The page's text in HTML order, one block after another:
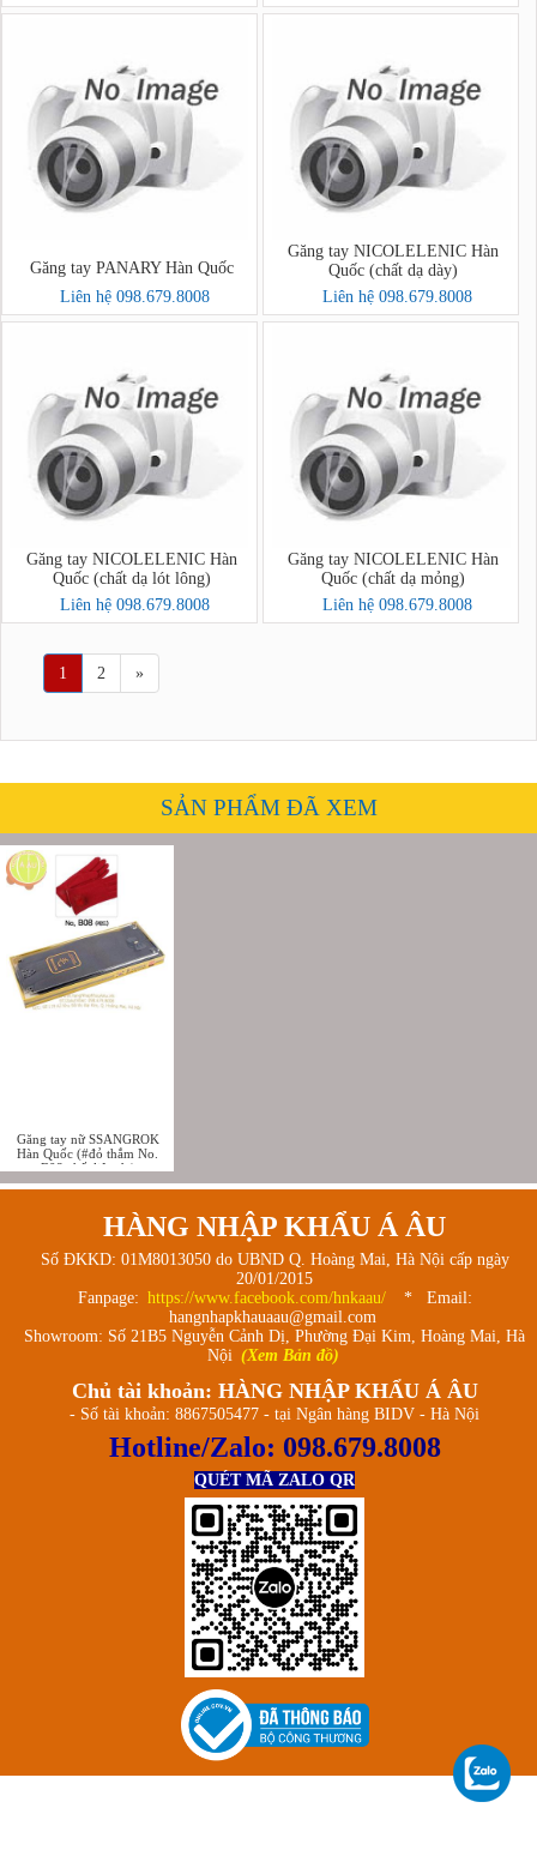
Găng tay PANARY Hàn Quốc
Liên hệ 098.679.8008
Găng tay NICOLELENIC Hàn
Quốc (chất dạ dày)
Liên hệ 098.679.8008
Găng tay NICOLELENIC Hàn
Quốc (chất dạ lót lông)
Liên hệ 098.679.8008
Găng tay NICOLELENIC Hàn
Quốc (chất dạ mỏng)
Liên hệ 098.679.8008
1 2 »
SẢN PHẨM ĐÃ XEM
Găng tay nữ SSANGROK
Hàn Quốc (#đỏ thắm No.
B08,chất liệu dạ)
HÀNG NHẬP KHẨU Á ÂU
Số ĐKKD: 01M8013050 do UBND Q. Hoàng Mai, Hà Nội cấp ngày
20/01/2015
Fanpage: https://www.facebook.com/hnkaau/
* Email:
hangnhapkhauaau@gmail.com
Showroom: Số 21B5 Nguyễn Cảnh Dị, Phường Đại Kim, Hoàng Mai, Hà
Nội (Xem Bản đồ)
Chủ tài khoản: HÀNG NHẬP KHẨU Á ÂU
- Số tài khoản: 8867505477 - tại Ngân hàng BIDV - Hà Nội
Hotline/Zalo: 098.679.8008
QUÉT MÃ ZALO QR